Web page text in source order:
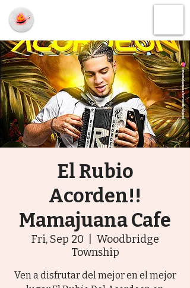
El Rubio
Acorden!!
Mamajuana Cafe
Fri, Sep 20
Woodbridge
Township
Ven a disfrutar del mejor en el mejor